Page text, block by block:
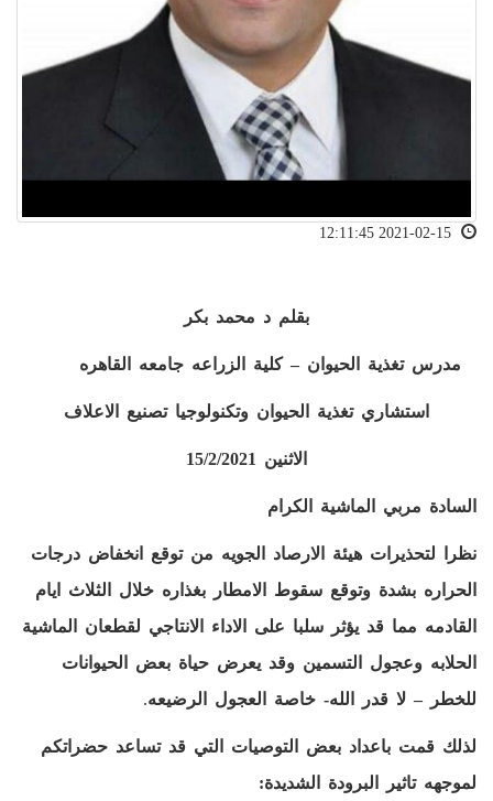
بقلم د محمد بكر
مدرس تغذية الحيوان – كلية الزراعه جامعه القاهره
استشاري تغذية الحيوان وتكنولوجيا تصنيع الاعلاف
الاثنين 15/2/2021
السادة مربي الماشية الكرام
نظرا لتحذيرات هيئة الارصاد الجويه من توقع انخفاض درجات
الحراره بشدة وتوقع سقوط الامطار بغذاره خلال الثلاث ايام
القادمه مما قد يؤثر سلبا على الاداء الانتاجي لقطعان الماشية
الحلابه وعجول التسمين وقد يعرض حياة بعض الحيوانات
للخطر – لا قدر الله- خاصة العجول الرضيعه.
لذلك قمت باعداد بعض التوصيات التي قد تساعد حضراتكم
لموجهه تاثير البرودة الشديدة: